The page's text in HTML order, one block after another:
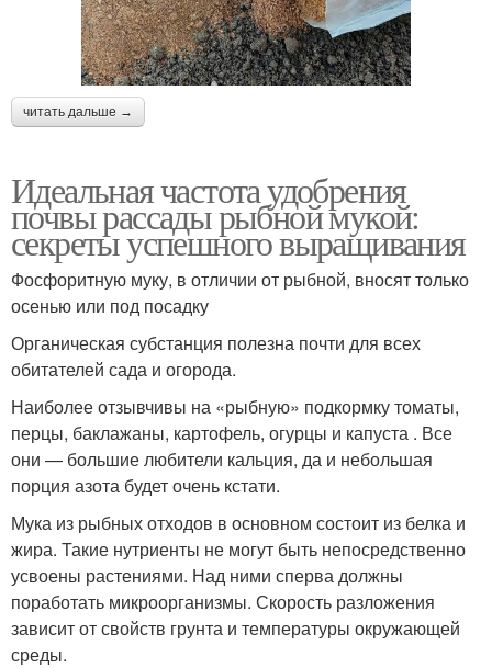
читать дальше →
Идеальная частота удобрения
почвы рассады рыбной мукой:
секреты успешного выращивания
Фосфоритную муку, в отличии от рыбной, вносят только
осенью или под посадку
Органическая субстанция полезна почти для всех
обитателей сада и огорода.
Наиболее отзывчивы на «рыбную» подкормку томаты,
перцы, баклажаны, картофель, огурцы и капуста . Все
они — большие любители кальция, да и небольшая
порция азота будет очень кстати.
Мука из рыбных отходов в основном состоит из белка и
жира. Такие нутриенты не могут быть непосредственно
усвоены растениями. Над ними сперва должны
поработать микроорганизмы. Скорость разложения
зависит от свойств грунта и температуры окружающей
среды.